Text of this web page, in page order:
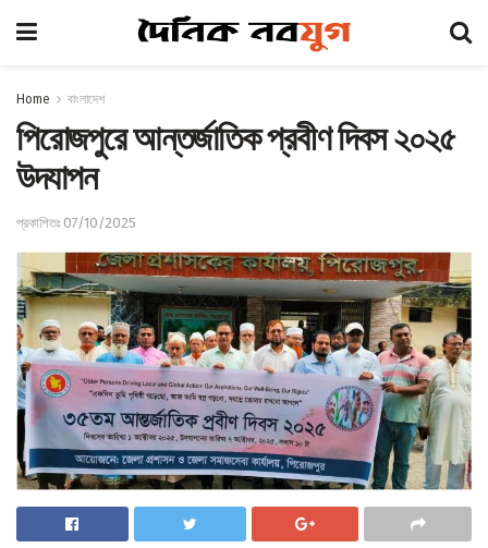
Home বাংলাদেশ
পিরোজপুরে আন্তর্জাতিক প্রবীণ দিবস ২০২৫
উদযাপন
প্রকাশিতঃ 07/10/2025